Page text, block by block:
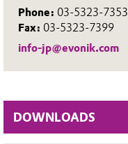
Phone: 03-5323-7353
Fax: 03-5323-7399
info-jp@evonik.com
DOWNLOADS